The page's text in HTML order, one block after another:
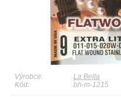
Výrobce:
La Bella
Kód:
bh-m-1215